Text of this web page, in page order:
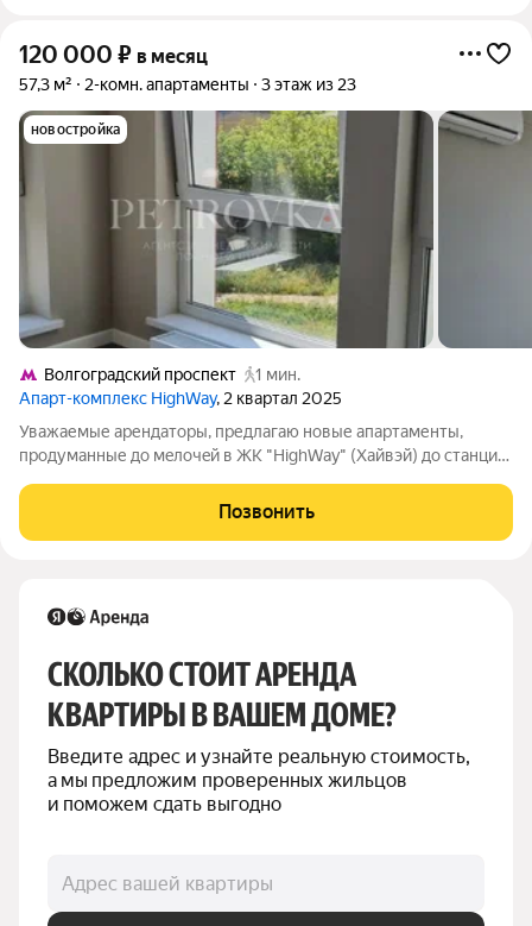
120 000 ₽ в месяц
57,3 м² 2-комн. апартаменты 3 этаж из 23
новостройка
Волгоградский проспект
1 мин.
Апарт-комплекс HighWay, 2 квартал 2025
Уважаемые арендаторы, предлагаю новые aпаpтаменты,
пpодумaнные до мeлочeй в ЖK "HighWay" (Хайвэй) дo станции
цeнтpа Москвы 15-18 минут. О квартире: Светлые
комфортабельные апартаменты (квартира)
Позвонить
СКОЛЬКО СТОИТ АРЕНДА
КВАРТИРЫ В ВАШЕМ ДОМЕ?
Введите адрес и узнайте реальную стоимость,
а мы предложим проверенных жильцов
и поможем сдать выгодно
Адрес вашей квартиры